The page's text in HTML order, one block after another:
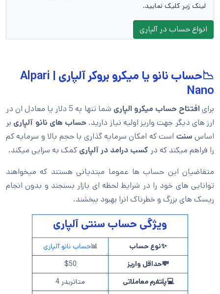
لینک زیر کلیک نمایید.
انواع حساب در آلپاری
📉حساب نانو یا میکرو بروکر آلپاری | Alpari
Nano
برای افتتاح حساب میکرو الپاری
شما تنها به 5 دلار یا معادل ان در
ارز های دیگر جهت واریز اولیه نیاز دارید. حساب های نانو آلپاری بر
اساس سنت است که امکان سرمایه گذاری با حجم بالا و سرمایه کم
را فراهم میکند که در کسب درامد در آلپاری کمک به سزایی میکند.
متقاضیان این حساب ها عموما مبتدیانی هستند که میخواهند
توانایی های خود را در شرایط لحظه ای بازار بسنجند و بدون انجام
ریسک های بزرگ و خطرناک انرا بهبود ببخشند.
ویژگی حساب سنتی آلپاری
✨نوع حساب 📊حساب نانو آلپاری
💸حداقل واریز
$50
💻پلتفرم معاملاتی
متاتریدر 4